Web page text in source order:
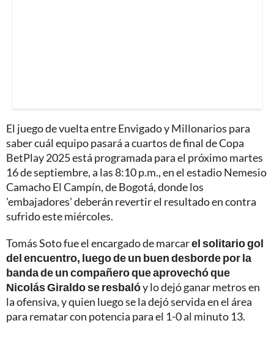
El juego de vuelta entre Envigado y Millonarios para
saber cuál equipo pasará a cuartos de final de Copa
BetPlay 2025 está programada para el próximo martes
16 de septiembre, a las 8:10 p.m., en el estadio Nemesio
Camacho El Campín, de Bogotá, donde los
'embajadores' deberán revertir el resultado en contra
sufrido este miércoles.
Tomás Soto fue el encargado de marcarel solitario gol
del encuentro, luego de un buen desborde por la
banda de un compañero que aprovechó que
Nicolás Giraldo se resbalóy lo dejó ganar metros en
la ofensiva, y quien luego se la dejó servida en el área
para rematar con potencia para el 1-0 al minuto 13.